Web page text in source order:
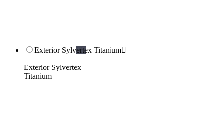
Exterior Sylvertex Titanium
Exterior Sylvertex
Titanium